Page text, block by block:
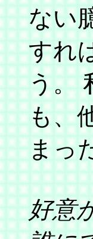
ない
すれ
う。
も、
まっ
好意